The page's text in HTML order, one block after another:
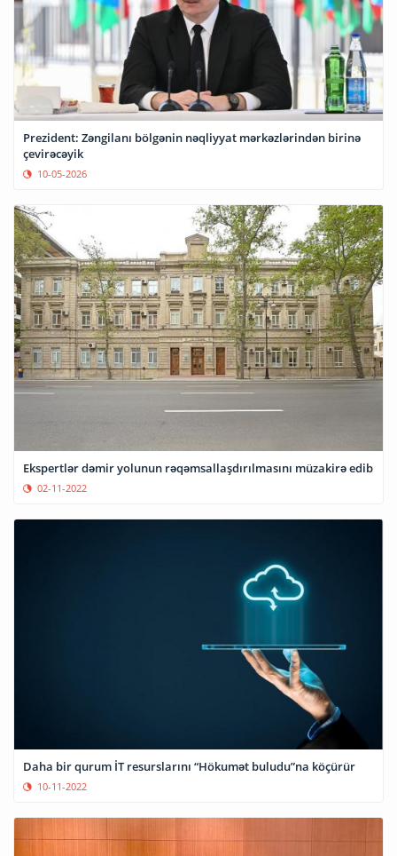
Prezident: Zəngilanı bölgənin nəqliyyat mərkəzlərindən birinə
çevirəcəyik
10-05-2026
Ekspertlər dəmir yolunun rəqəmsallaşdırılmasını müzakirə edib
02-11-2022
Daha bir qurum İT resurslarını “Hökumət buludu”na köçürür
10-11-2022